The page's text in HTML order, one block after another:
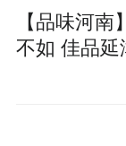
【品味河南
不如 佳品延